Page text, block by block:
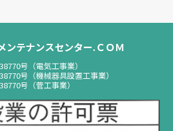
ンテナンスセンター.ＣＯＭ
号（電気工事業）
号（機械器具設置工事業）
号（菅工事業）